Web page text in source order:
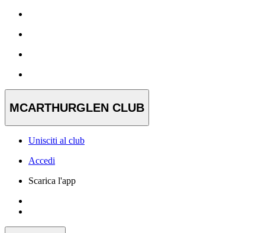
MCARTHURGLEN CLUB
Unisciti al club
Accedi
Scarica l'app